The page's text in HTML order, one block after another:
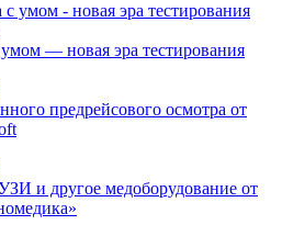
— новая эра тестирования
предрейсового осмотра от
и другое медоборудование от